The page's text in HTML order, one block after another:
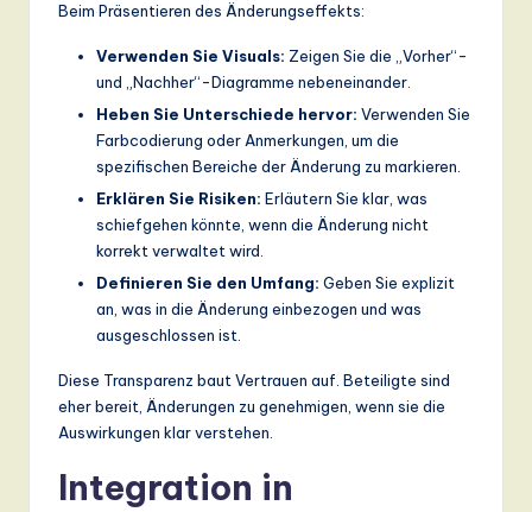
Beim Präsentieren des Änderungseffekts:
Verwenden Sie Visuals: Zeigen Sie die „Vorher“-
und „Nachher“-Diagramme nebeneinander.
Heben Sie Unterschiede hervor: Verwenden Sie
Farbcodierung oder Anmerkungen, um die
spezifischen Bereiche der Änderung zu markieren.
Erklären Sie Risiken: Erläutern Sie klar, was
schiefgehen könnte, wenn die Änderung nicht
korrekt verwaltet wird.
Definieren Sie den Umfang: Geben Sie explizit
an, was in die Änderung einbezogen und was
ausgeschlossen ist.
Diese Transparenz baut Vertrauen auf. Beteiligte sind
eher bereit, Änderungen zu genehmigen, wenn sie die
Auswirkungen klar verstehen.
Integration in